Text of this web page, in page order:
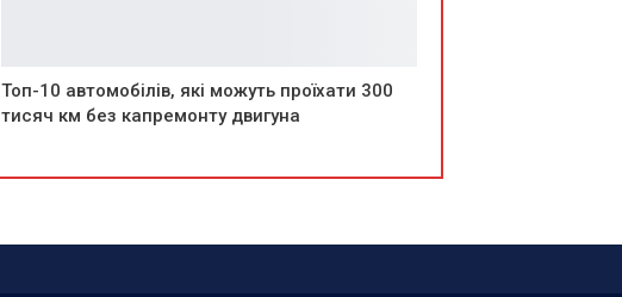
Топ-10 автомобілів, які можуть проїхати 300
тисяч км без капремонту двигуна